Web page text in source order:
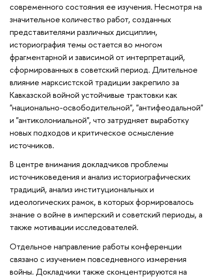
современного состояния ее изучения. Несмотря на
значительное количество работ, созданных
представителями различных дисциплин,
историография темы остается во многом
фрагментарной и зависимой от интерпретаций,
сформированных в советский период. Длительное
влияние марксистской традиции закрепило за
Кавказской войной устойчивые трактовки как
"национально-освободительной", "антифеодальной"
и "антиколониальной", что затрудняет выработку
новых подходов и критическое осмысление
источников.
В центре внимания докладчиков проблемы
источниковедения и анализ историографических
традиций, анализ институциональных и
идеологических рамок, в которых формировалось
знание о войне в имперский и советский периоды, а
также мотивации исследователей.
Отдельное направление работы конференции
связано с изучением повседневного измерения
войны. Докладчики также сконцентрируются на